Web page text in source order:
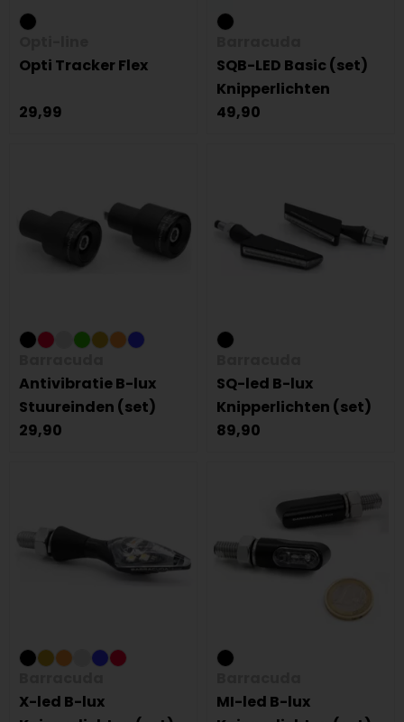
Opti Tracker Flex
29,99
SQB-LED Basic (set)
Knipperlichten
49,90
Antivibratie B-lux
Stuureinden (set)
29,90
SQ-led B-lux
Knipperlichten (set)
89,90
X-led B-lux
MI-led B-lux